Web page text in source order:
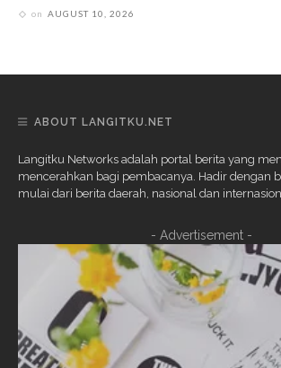
on AUGUST 10, 2026
ABOUT LANGITKU.NET
Langitku Networks adalah portal berita yang
mencerahkan bagi pembacanya. Hadir dengan
mulai dari berita daerah, nasional dan
- Advertisement -